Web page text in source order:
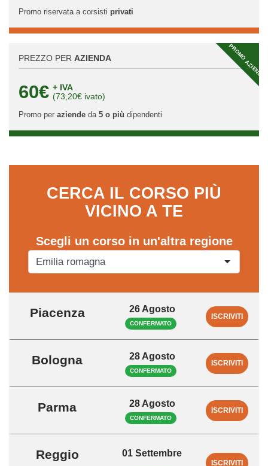
Promo riservata a corsisti privati
PROMO AZIENDA
PREZZO PER AZIENDA
60€ + IVA
(73,20€ ivato)
Promo per aziendeda 5 o più dipendenti
CERCA IL CORSO PIÙ
VICINO A TE
Scegli un corso in un'altra regione
Piacenza 26 Agosto
CONFERMATO
ISCRIVITI
Bologna 28 Agosto
CONFERMATO
ISCRIVITI
Parma 28 Agosto
CONFERMATO
ISCRIVITI
Reggio
01 Settembre
ISCRIVITI